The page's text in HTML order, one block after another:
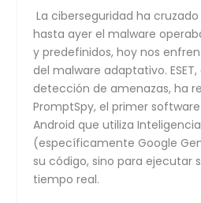
La ciberseguridad ha
hasta ayer el malware
y predefinidos, hoy nos
del malware adaptativo.ESET,
detección de amenazas, ha
PromptSpy, el primer
Android que utiliza
(específicamente Google
su código, sino para ejecutar
tiempo real.